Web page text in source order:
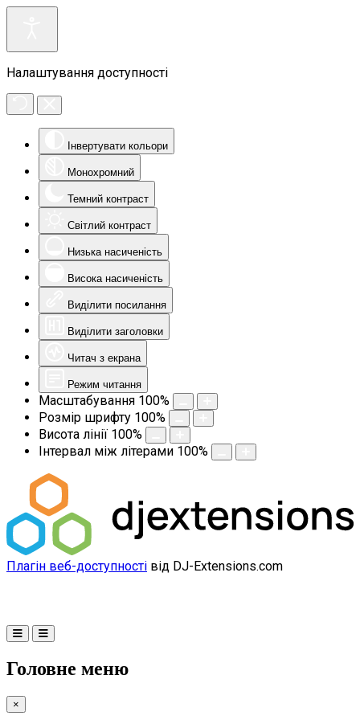
Налаштування доступності
Інвертувати кольори
Монохромний
Темний контраст
Світлий контраст
Низька насиченість
Висока насиченість
Виділити посилання
Виділити заголовки
Читач з екрана
Режим читання
Масштабування 100%
Розмір шрифту 100%
Висота лінії 100%
Інтервал між літерами 100%
Плагін веб-доступності від DJ-Extensions.com
Головне меню
×